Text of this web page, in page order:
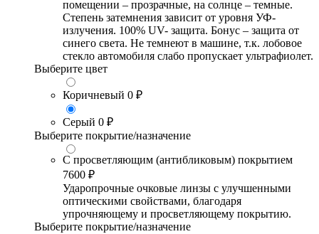
помещении – прозрачные, на солнце – темные.
Степень затемнения зависит от уровня УФ-
излучения. 100% UV- защита. Бонус – защита от
синего света. Не темнеют в машине, т.к. лобовое
стекло автомобиля слабо пропускает ультрафиолет.
Выберите цвет
Коричневый 0 ₽
Серый 0 ₽
Выберите покрытие/назначение
С просветляющим (антибликовым) покрытием
7600 ₽
Ударопрочные очковые линзы с улучшенными
оптическими свойствами, благодаря
упрочняющему и просветляющему покрытию.
Выберите покрытие/назначение